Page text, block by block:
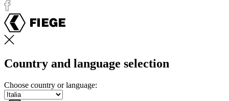
Country and language selection
Choose country or language: